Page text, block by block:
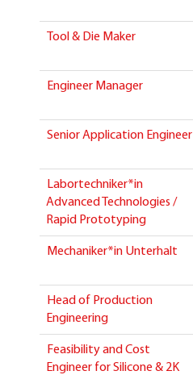
Tool & Die Maker
Engineer Manager
Senior Application Engineer
Labortechniker*in
Advanced Technologies /
Rapid Prototyping
Mechaniker*in Unterhalt
Head of Production
Engineering
Feasibility and Cost
Engineer for Silicone & 2K